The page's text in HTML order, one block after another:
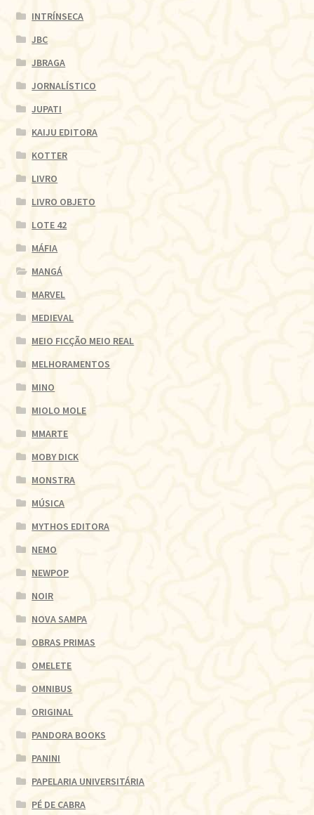
INTRÍNSECA
JBC
JBRAGA
JORNALÍSTICO
JUPATI
KAIJU EDITORA
KOTTER
LIVRO
LIVRO OBJETO
LOTE 42
MÁFIA
MANGÁ
MARVEL
MEDIEVAL
MEIO FICÇÃO MEIO REAL
MELHORAMENTOS
MINO
MIOLO MOLE
MMARTE
MOBY DICK
MONSTRA
MÚSICA
MYTHOS EDITORA
NEMO
NEWPOP
NOIR
NOVA SAMPA
OBRAS PRIMAS
OMELETE
OMNIBUS
ORIGINAL
PANDORA BOOKS
PANINI
PAPELARIA UNIVERSITÁRIA
PÉ DE CABRA